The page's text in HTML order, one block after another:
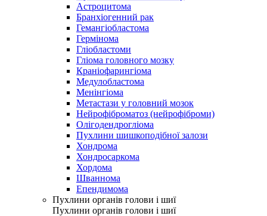
Астроцитома
Бранхіогенний рак
Гемангіобластома
Гермінома
Гліобластоми
Гліома головного мозку
Краніофарингіома
Медулобластома
Менінгіома
Метастази у головний мозок
Нейрофіброматоз (нейрофіброми)
Олігодендрогліома
Пухлини шишкоподібної залози
Хондрома
Хондросаркома
Хордома
Шваннома
Епендимома
Пухлини органів голови і шиї
Пухлини органів голови і шиї